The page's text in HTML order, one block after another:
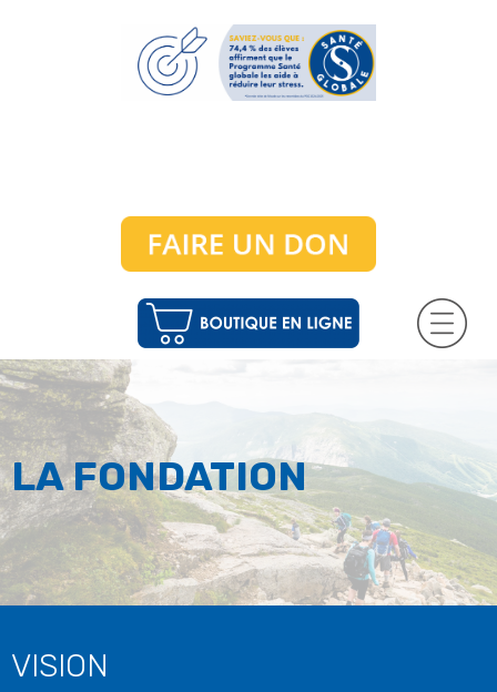
LA FONDATION
VISION